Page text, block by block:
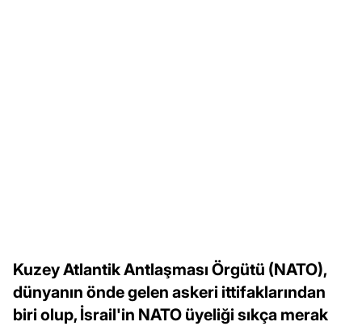
Kuzey Atlantik Antlaşması Örgütü (NATO),
dünyanın önde gelen askeri ittifaklarından
biri olup, İsrail'in NATO üyeliği sıkça merak